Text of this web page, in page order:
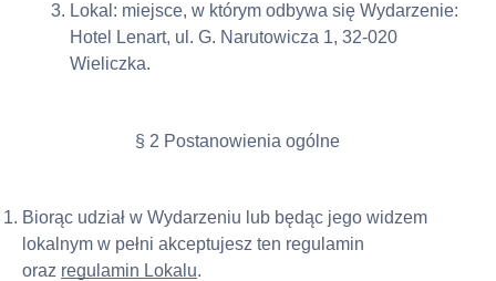
Lokal: miejsce, w którym odbywa się Wydarzenie:
Hotel Lenart, ul. G. Narutowicza 1, 32-020
Wieliczka.
§ 2 Postanowienia ogólne
Biorąc udział w Wydarzeniu lub będąc jego widzem
lokalnym w pełni akceptujesz ten regulamin
oraz regulamin Lokalu.